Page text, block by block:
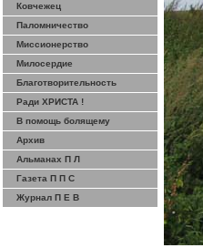
Ковчежец
Паломничество
Миссионерство
Милосердие
Благотворительность
Ради ХРИСТА !
В помощь болящему
Архив
Альманах П Л
Газета П П С
Журнал П Е В